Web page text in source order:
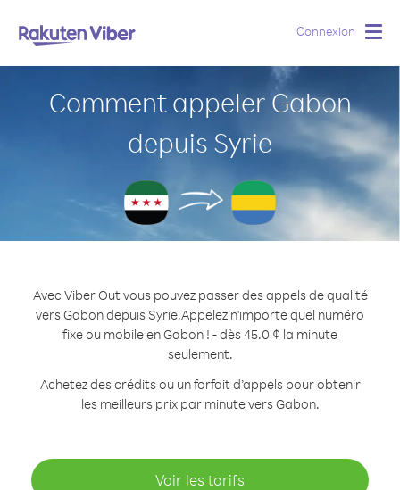
Connexion
Comment appeler Gabon
depuis Syrie
Avec Viber Out vous pouvez passer des appels de qualité
vers Gabon depuis Syrie.Appelez n'importe quel numéro
fixe ou mobile en Gabon ! - dès 45.0 ¢ la minute
seulement.
Achetez des crédits ou un forfait d’appels pour obtenir
les meilleurs prix par minute vers Gabon.
Voir les tarifs